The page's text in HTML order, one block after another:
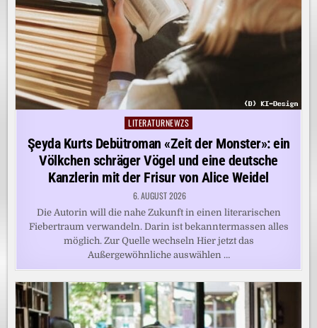
Posted
LITERATURNEWZS
Şeyda Kurts Debütroman «Zeit der Monster»: ein
Völkchen schräger Vögel und eine deutsche
Kanzlerin mit der Frisur von Alice Weidel
6. AUGUST 2026
Die Autorin will die nahe Zukunft in einen literarischen
Fiebertraum verwandeln. Darin ist bekanntermassen alles
möglich. Zur Quelle wechseln Hier jetzt das
Außergewöhnliche auswählen …